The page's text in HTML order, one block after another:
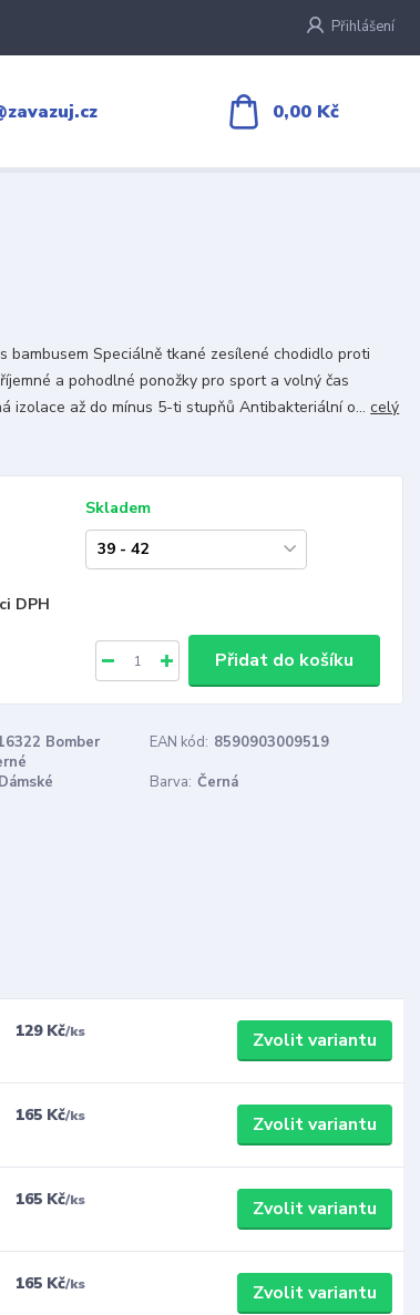
Přihlášení
0,00 Kč
bambusem Speciálně tkané zesílené chodidlo proti
a pohodlné ponožky pro sport a volný čas
izolace až do mínus 5-ti stupňů Antibakteriální o...celý
Skladem
DPH
Přidat do košíku
Bomber
EAN kód: 8590903009519
Dámské Barva: Černá
129 Kč/ks Zvolit variantu
165 Kč/ks Zvolit variantu
165 Kč/ks Zvolit variantu
165 Kč/ks Zvolit variantu